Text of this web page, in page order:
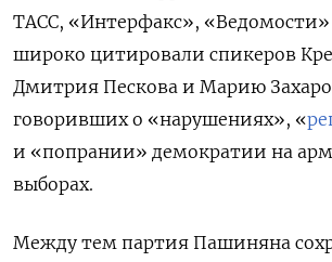
ТАСС, «Интерфакс»,
широко цитировали спикеров
Дмитрия Пескова и Марию
говоривших о «нарушениях», «
и «попрании» демократии на
выборах.
Между тем партия Пашиняна